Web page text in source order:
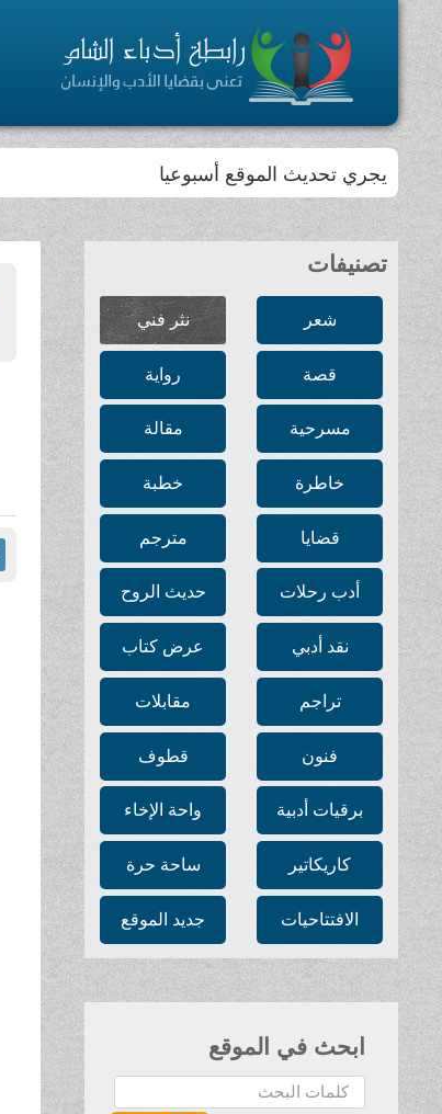
يجري تحديث الموقع أسبوعيا
تصنيفات
شعر نثر فني
قصة رواية
مسرحية مقالة
خاطرة خطبة
قضايا مترجم
أدب رحلات حديث الروح
نقد أدبي عرض كتاب
تراجم مقابلات
فنون قطوف
برقيات أدبية واحة الإخاء
كاريكاتير ساحة حرة
الافتتاحيات جديد الموقع
ابحث في الموقع
البحث...